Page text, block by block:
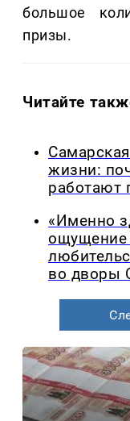
большое
призы.
Читайте
жизни:
работают
«Именно
ощущение
во дворы